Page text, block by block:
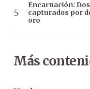
Encarnación:
capturados por
oro
Más